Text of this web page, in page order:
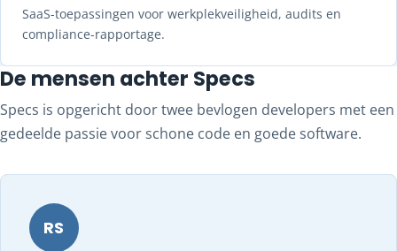
SaaS-toepassingen voor werkplekveiligheid, audits en
compliance-rapportage.
De mensen achter Specs
Specs is opgericht door twee bevlogen developers met een
gedeelde passie voor schone code en goede software.
RS